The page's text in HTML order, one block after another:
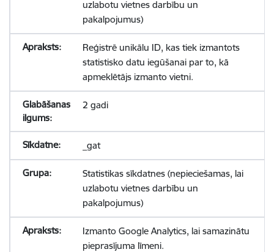
uzlabotu vietnes darbību un
pakalpojumus)
Reģistrē unikālu ID, kas tiek izmantots
statistisko datu iegūšanai par to, kā
apmeklētājs izmanto vietni.
2 gadi
_gat
Statistikas sīkdatnes (nepieciešamas, lai
uzlabotu vietnes darbību un
pakalpojumus)
Izmanto Google Analytics, lai samazinātu
pieprasījuma līmeni.